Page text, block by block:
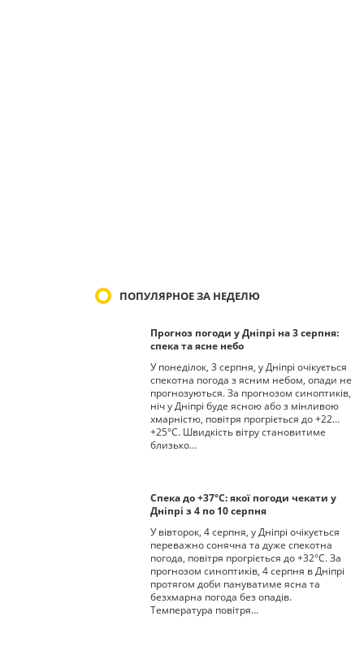
ПОПУЛЯРНОЕ ЗА НЕДЕЛЮ
Прогноз погоди у Дніпрі на 3 серпня:
спека та ясне небо
У понеділок, 3 серпня, у Дніпрі очікується
спекотна погода з ясним небом, опади не
прогнозуються. За прогнозом синоптиків,
ніч у Дніпрі буде ясною або з мінливою
хмарністю, повітря прогріється до +22…
+25°С. Швидкість вітру становитиме
близько…
Спека до +37°С: якої погоди чекати у
Дніпрі з 4 по 10 серпня
У вівторок, 4 серпня, у Дніпрі очікується
переважно сонячна та дуже спекотна
погода, повітря прогріється до +32°С. За
прогнозом синоптиків, 4 серпня в Дніпрі
протягом доби пануватиме ясна та
безхмарна погода без опадів.
Температура повітря…